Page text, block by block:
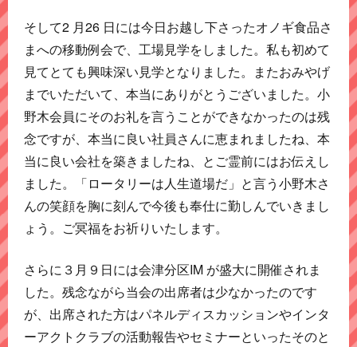
そして2 月26 日には今日お越し下さったオノギ食品さ
まへの移動例会で、工場見学をしました。私も初めて
見てとても興味深い見学となりました。またおみやげ
までいただいて、本当にありがとうございました。小
野木会員にそのお礼を言うことができなかったのは残
念ですが、本当に良い社員さんに恵まれましたね、本
当に良い会社を築きましたね、とご霊前にはお伝えし
ました。「ロータリーは人生道場だ」と言う小野木さ
んの笑顔を胸に刻んで今後も奉仕に勤しんでいきまし
ょう。ご冥福をお祈りいたします。
さらに３月９日には会津分区IM が盛大に開催されま
した。残念ながら当会の出席者は少なかったのです
が、出席された方はパネルディスカッションやインタ
ーアクトクラブの活動報告やセミナーといったそのと